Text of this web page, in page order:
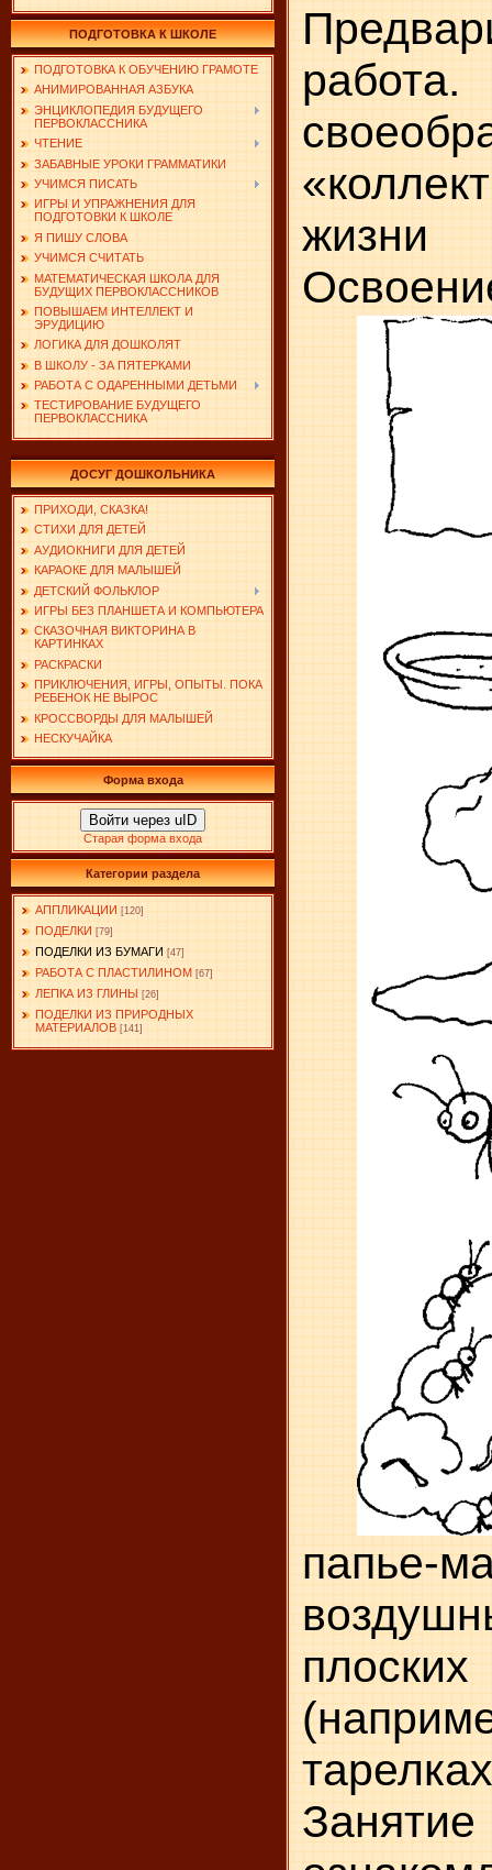
ПОДГОТОВКА К ШКОЛЕ
ПОДГОТОВКА К ОБУЧЕНИЮ ГРАМОТЕ
АНИМИРОВАННАЯ АЗБУКА
ЭНЦИКЛОПЕДИЯ БУДУЩЕГО
ПЕРВОКЛАССНИКА
ЧТЕНИЕ
ЗАБАВНЫЕ УРОКИ ГРАММАТИКИ
УЧИМСЯ ПИСАТЬ
ИГРЫ И УПРАЖНЕНИЯ ДЛЯ
ПОДГОТОВКИ К ШКОЛЕ
Я ПИШУ СЛОВА
УЧИМСЯ СЧИТАТЬ
МАТЕМАТИЧЕСКАЯ ШКОЛА ДЛЯ
БУДУЩИХ ПЕРВОКЛАССНИКОВ
ПОВЫШАЕМ ИНТЕЛЛЕКТ И
ЭРУДИЦИЮ
ЛОГИКА ДЛЯ ДОШКОЛЯТ
В ШКОЛУ - ЗА ПЯТЕРКАМИ
РАБОТА С ОДАРЕННЫМИ ДЕТЬМИ
ТЕСТИРОВАНИЕ БУДУЩЕГО
ПЕРВОКЛАССНИКА
ДОСУГ ДОШКОЛЬНИКА
ПРИХОДИ, СКАЗКА!
СТИХИ ДЛЯ ДЕТЕЙ
АУДИОКНИГИ ДЛЯ ДЕТЕЙ
КАРАОКЕ ДЛЯ МАЛЫШЕЙ
ДЕТСКИЙ ФОЛЬКЛОР
ИГРЫ БЕЗ ПЛАНШЕТА И КОМПЬЮТЕРА
СКАЗОЧНАЯ ВИКТОРИНА В
КАРТИНКАХ
РАСКРАСКИ
ПРИКЛЮЧЕНИЯ, ИГРЫ, ОПЫТЫ. ПОКА
РЕБЕНОК НЕ ВЫРОС
КРОССВОРДЫ ДЛЯ МАЛЫШЕЙ
НЕСКУЧАЙКА
Форма входа
Войти через uID
Старая форма входа
Категории раздела
АППЛИКАЦИИ [120]
ПОДЕЛКИ [79]
ПОДЕЛКИ ИЗ БУМАГИ [47]
РАБОТА С ПЛАСТИЛИНОМ [67]
ЛЕПКА ИЗ ГЛИНЫ [26]
ПОДЕЛКИ ИЗ ПРИРОДНЫХ
МАТЕРИАЛОВ [141]
жизни